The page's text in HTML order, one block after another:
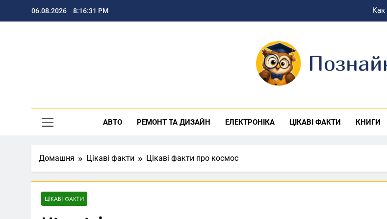
06.08.2026 8:16:31 PM
Можно ли начать лечение
Скільки насправді
АВТО РЕМОНТ ТА ДИЗАЙН ЕЛЕКТРОНІКА ЦІКАВІ ФАКТИ КНИГИ
Домашня Цікаві факти Цікаві факти про космос
ЦІКАВІ ФАКТИ